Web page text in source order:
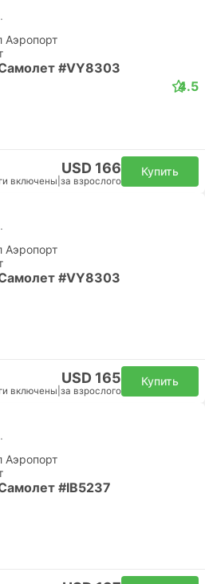
Аэропорт
#VY8303
4.5
USD 166
включены за взрослого
Купить
Аэропорт
#VY8303
USD 165
включены за взрослого
Купить
Аэропорт
#IB5237